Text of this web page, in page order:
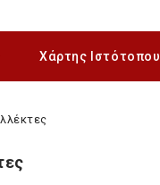
Χάρτης Ιστότοπου